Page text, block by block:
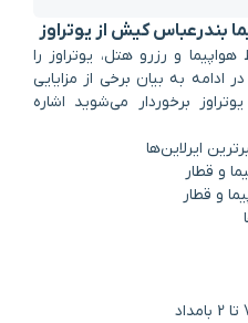
بندرعباس کیش از یوتراوز
هواپیما و رزرو هتل، یوتراوز را
ادامه به بیان برخی از مزایایی
برخوردار می‌شوید اشاره
ایرلاین‌ها
و قطار
و قطار